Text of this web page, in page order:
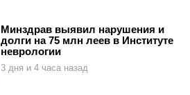
Минздрав выявил нарушения и
долги на 75 млн леев в Институте
неврологии
3 дня и 4 часа назад